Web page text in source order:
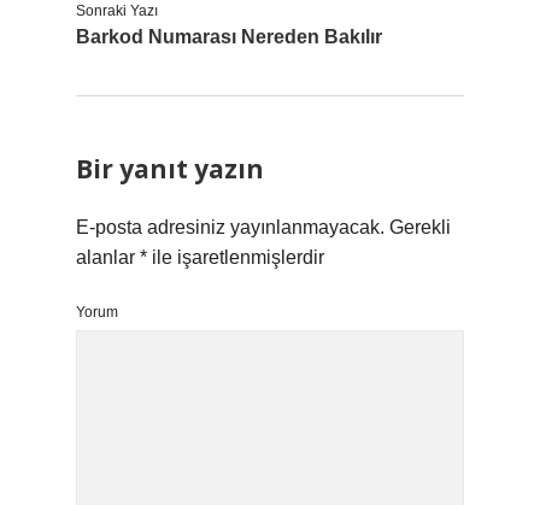
Sonraki Yazı
Barkod Numarası Nereden Bakılır
Bir yanıt yazın
E-posta adresiniz yayınlanmayacak. Gerekli
alanlar * ile işaretlenmişlerdir
Yorum